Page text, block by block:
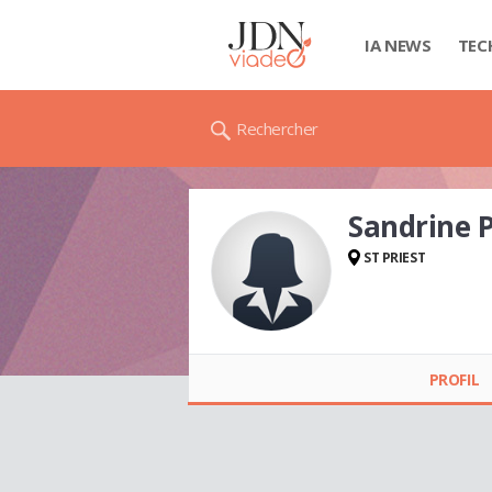
IA NEWS
Rechercher
Sandrine
ST PRIEST
PROFIL